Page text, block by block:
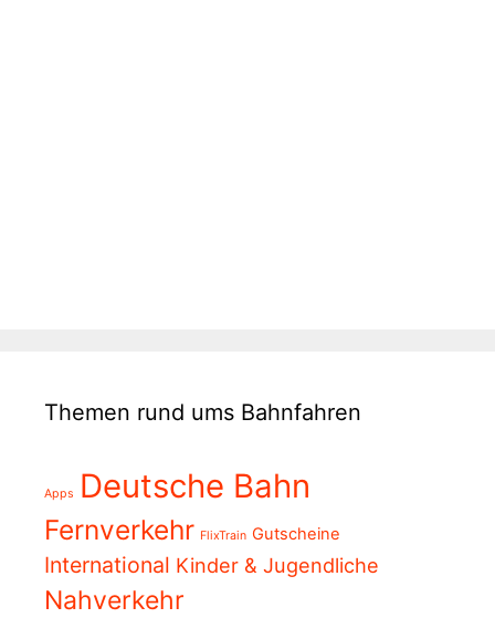
Themen rund ums Bahnfahren
Apps Deutsche Bahn
Fernverkehr FlixTrain Gutscheine
International Kinder & Jugendliche
Nahverkehr